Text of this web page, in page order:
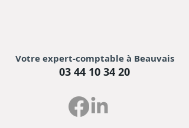
Votre expert-comptable à Beauvais
03 44 10 34 20